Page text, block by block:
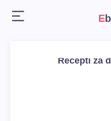
Recepti za